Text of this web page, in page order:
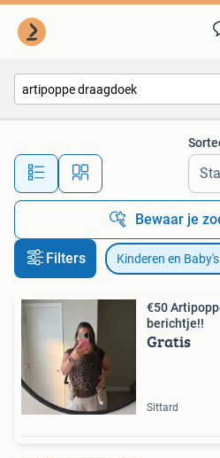
Alle
Bewaar je
Filters Kinderen en Baby's
€50
berichtje!!
Gratis
Sittard